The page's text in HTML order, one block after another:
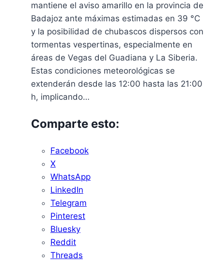
mantiene el aviso amarillo en la provincia de
Badajoz ante máximas estimadas en 39 °C
y la posibilidad de chubascos dispersos con
tormentas vespertinas, especialmente en
áreas de Vegas del Guadiana y La Siberia.
Estas condiciones meteorológicas se
extenderán desde las 12:00 hasta las 21:00
h, implicando…
Comparte esto:
Facebook
X
WhatsApp
LinkedIn
Telegram
Pinterest
Bluesky
Reddit
Threads